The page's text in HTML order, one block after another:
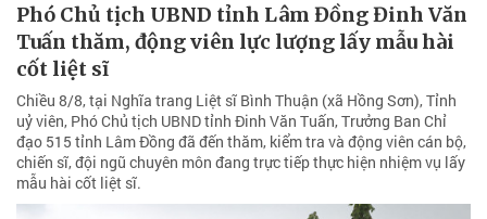
Phó Chủ tịch UBND tỉnh Lâm Đồng Đinh Văn
Tuấn thăm, động viên lực lượng lấy mẫu hài
cốt liệt sĩ
Chiều 8/8, tại Nghĩa trang Liệt sĩ Bình Thuận (xã Hồng Sơn), Tỉnh
uỷ viên, Phó Chủ tịch UBND tỉnh Đinh Văn Tuấn, Trưởng Ban Chỉ
đạo 515 tỉnh Lâm Đồng đã đến thăm, kiểm tra và động viên cán bộ,
chiến sĩ, đội ngũ chuyên môn đang trực tiếp thực hiện nhiệm vụ lấy
mẫu hài cốt liệt sĩ.